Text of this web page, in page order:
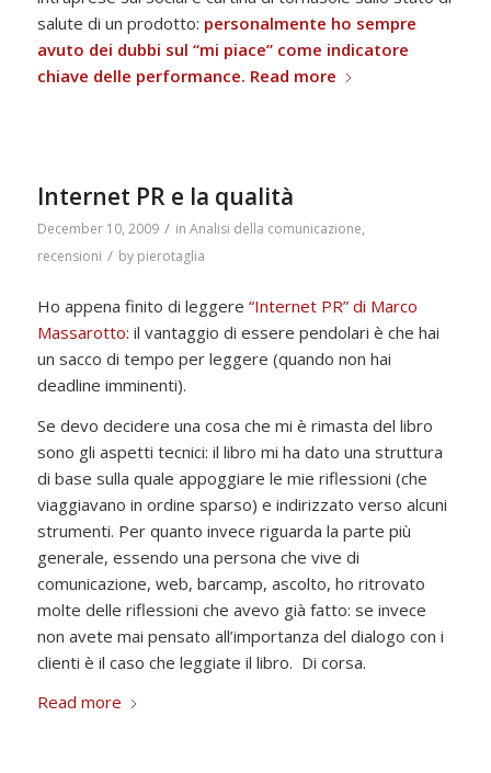
salute di un prodotto: personalmente ho sempre
avuto dei dubbi sul “mi piace” come indicatore
chiave delle performance. Read more
Internet PR e la qualità
December 10, 2009 / in Analisi della comunicazione,
recensioni / by pierotaglia
Ho appena finito di leggere “Internet PR” di Marco
Massarotto: il vantaggio di essere pendolari è che hai
un sacco di tempo per leggere (quando non hai
deadline imminenti).
Se devo decidere una cosa che mi è rimasta del libro
sono gli aspetti tecnici: il libro mi ha dato una struttura
di base sulla quale appoggiare le mie riflessioni (che
viaggiavano in ordine sparso) e indirizzato verso alcuni
strumenti. Per quanto invece riguarda la parte più
generale, essendo una persona che vive di
comunicazione, web, barcamp, ascolto, ho ritrovato
molte delle riflessioni che avevo già fatto: se invece
non avete mai pensato all’importanza del dialogo con i
clienti è il caso che leggiate il libro. Di corsa.
Read more